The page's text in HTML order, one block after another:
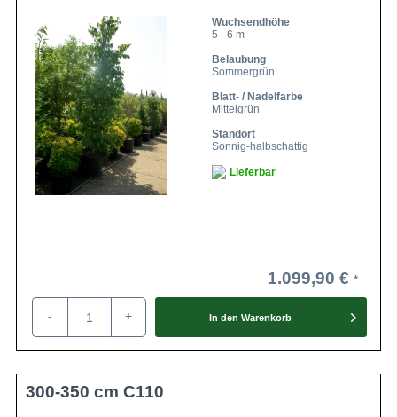
Wuchsendhöhe
5 - 6 m
Belaubung
Sommergrün
Blatt- / Nadelfarbe
Mittelgrün
Standort
Sonnig-halbschattig
Lieferbar
1.099,90 €
- + In den Warenkorb
300-350 cm C110